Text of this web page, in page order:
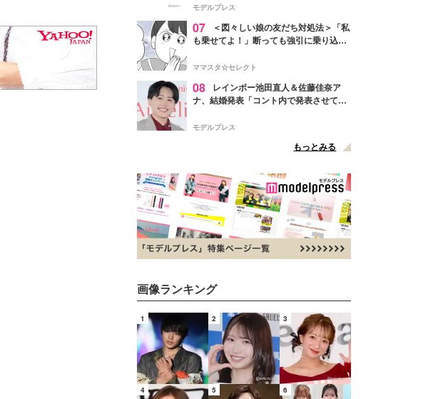
モデルプレス
07
＜図々しい娘の友だち対処法＞「私
も乗せてよ！」断っても強引に乗り込ん
ママスタ☆セレクト
08
レインボー池田直人＆佐藤佳奈ア
ナ、結婚発表「コント内で発表させてい
点変更のため
モデルプレス
もっとみる
画像ランキング
1 2 3
4 5 6